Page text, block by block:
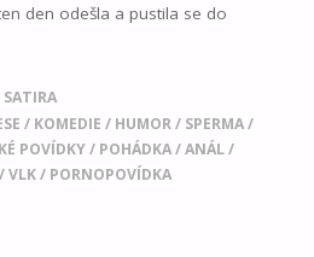
den odešla a pustila se do
/ KOMEDIE / HUMOR/ SPERMA/
POVÍDKY/ POHÁDKA/ANÁL/
VLK/ PORNOPOVÍDKA